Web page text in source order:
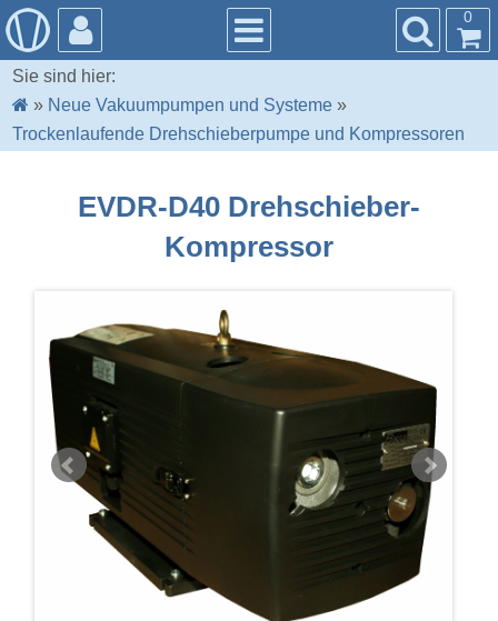
0
Sie sind hier:
» Neue Vakuumpumpen und Systeme »
Trockenlaufende Drehschieberpumpe und Kompressoren
EVDR-D40 Drehschieber-
Kompressor